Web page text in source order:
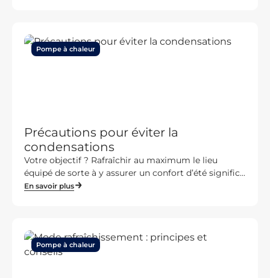
Pompe à chaleur
Précautions pour éviter la
condensations
Votre objectif ? Rafraîchir au maximum le lieu
équipé de sorte à y assurer un confort d’été signific...
En savoir plus
Pompe à chaleur